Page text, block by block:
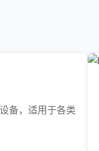
备，适用于各类